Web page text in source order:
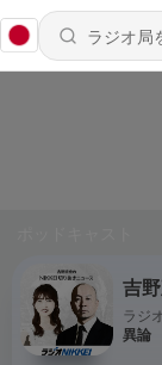
吉
ラジ
異論